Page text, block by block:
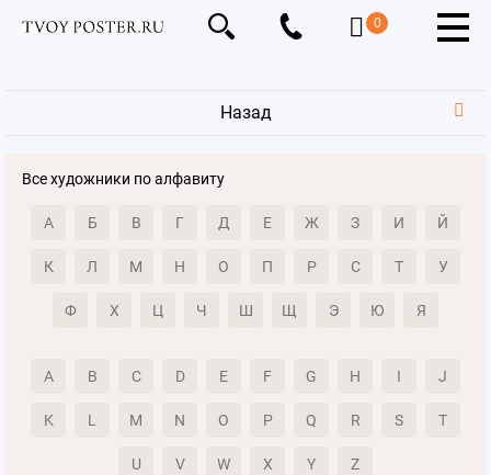
0
Назад
Все художники по алфавиту
А Б В Г Д Е Ж З И Й
К Л М Н О П Р С Т У
Ф Х Ц Ч Ш Щ Э Ю Я
A B C D E F G H I J
K L M N O P Q R S T
U V W X Y Z